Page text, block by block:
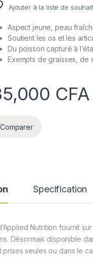
Ajouter à la liste de
Aspect jeune, peau
Soutient les os et les
Du poisson capturé à
Exempts de graisses, de
CFA
Comparer
Specification
Nutrition fournit
Désormais disponible
seules ou dans le